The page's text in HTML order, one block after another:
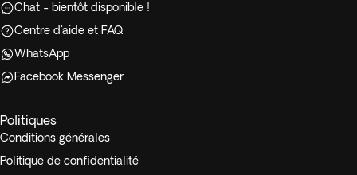
Chat - bientôt disponible !
Centre d'aide et FAQ
WhatsApp
Facebook Messenger
Politiques
Conditions générales
Politique de confidentialité